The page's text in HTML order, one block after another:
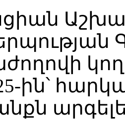
25-ին՝